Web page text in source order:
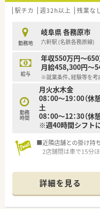
イベートの時間もしっ
にリフレッシュしなが
■休憩室は一般的な広
クスして午後の業務に
【想定される業務内容】
■外来の調剤や監査、
業務にも携わっていた
■現在は2つの施設へ週
らに新規施設の対応も
■約800品目の医薬品を
の管理や在庫の最適化
駅チカ 週32h以上 残業な
勤務地
岐阜県 各務原市
六軒駅 (名鉄各務原線)
給与
年収550万円～
月給458,300円～
※就業条件、経験等を考
勤務
時間
月火水木金
08：00～19：00（休
土
08：00～12：30（休
※週40時間シフト
■近隣店舗との掛け持
2店舗間は車で15分ほ
■在宅業務に積極的に関
■近隣店舗との掛け持
■経験が浅くても、患
詳細を見る